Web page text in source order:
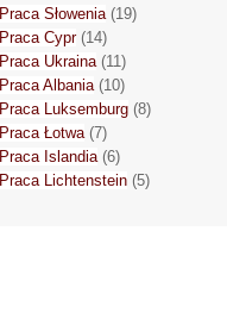
Praca Słowenia(19)
Praca Cypr(14)
Praca Ukraina(11)
Praca Albania(10)
Praca Luksemburg (8)
Praca Łotwa(7)
Praca Islandia(6)
Praca Lichtenstein (5)